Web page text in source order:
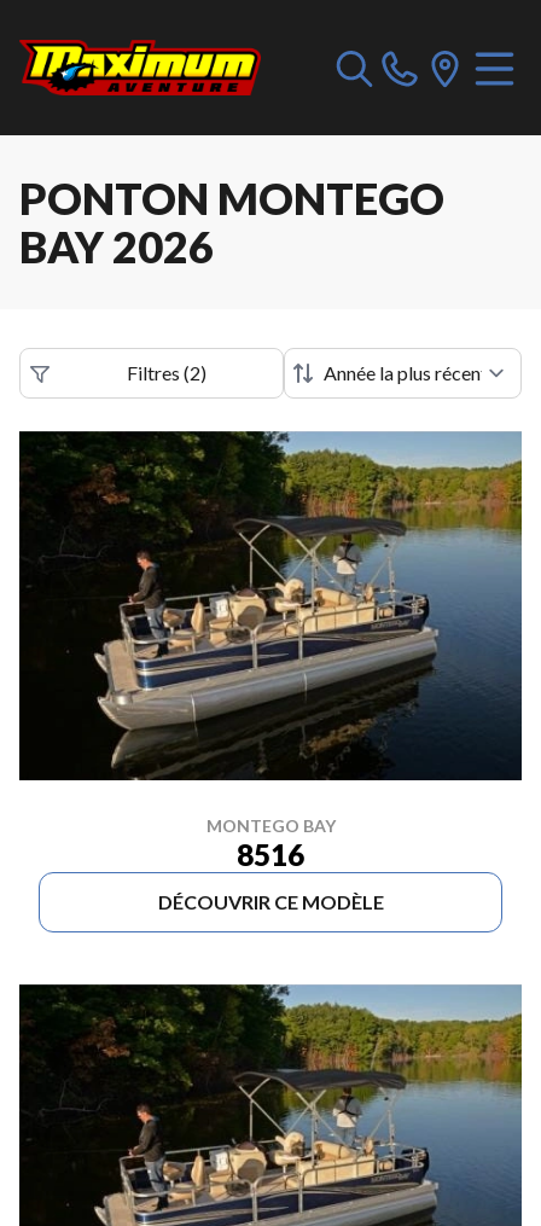
PONTON MONTEGO
BAY 2026
Filtres (2)
MONTEGO BAY
8516
DÉCOUVRIR CE MODÈLE